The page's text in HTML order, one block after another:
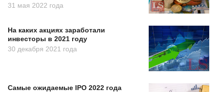
31 мая 2022 года
На каких акциях заработали
инвесторы в 2021 году
30 декабря 2021 года
Самые ожидаемые IPO 2022 года